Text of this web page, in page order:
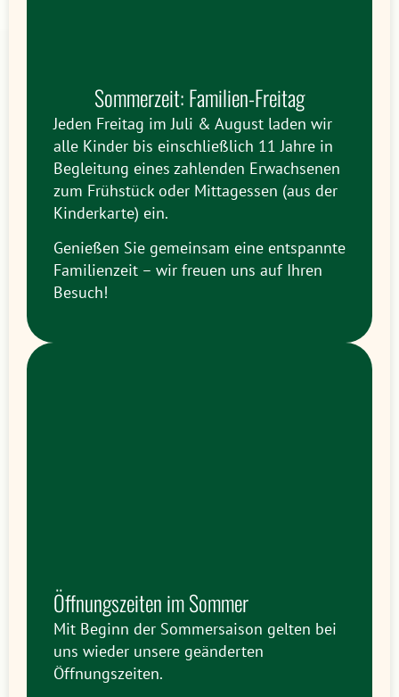
Sommerzeit: Familien-Freitag
Jeden Freitag im Juli & August laden wir
alle Kinder bis einschließlich 11 Jahre in
Begleitung eines zahlenden Erwachsenen
zum Frühstück oder Mittagessen (aus der
Kinderkarte) ein.
Genießen Sie gemeinsam eine entspannte
Familienzeit – wir freuen uns auf Ihren
Besuch!
Öffnungszeiten im Sommer
Mit Beginn der Sommersaison gelten bei
uns wieder unsere geänderten
Öffnungszeiten.